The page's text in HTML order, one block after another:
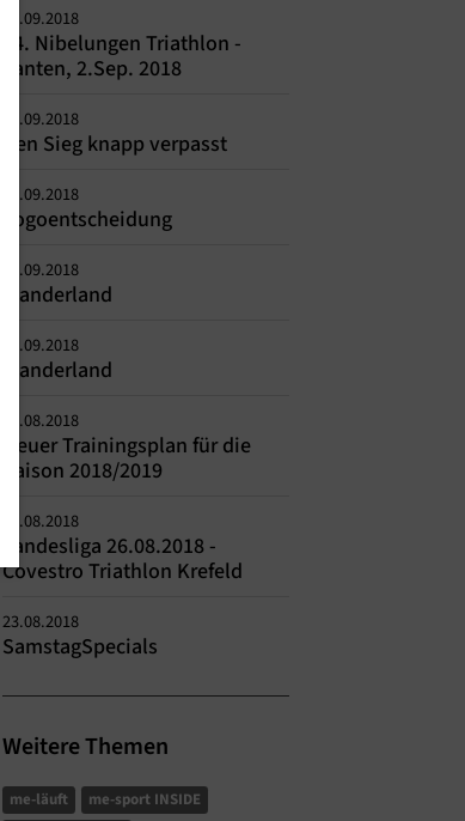
06.09.2018
34. Nibelungen Triathlon -
Xanten, 2.Sep. 2018
05.09.2018
Den Sieg knapp verpasst
04.09.2018
Logoentscheidung
02.09.2018
Wanderland
02.09.2018
Wanderland
29.08.2018
Neuer Trainingsplan für die
Saison 2018/2019
26.08.2018
Landesliga 26.08.2018 -
Covestro Triathlon Krefeld
23.08.2018
SamstagSpecials
Weitere Themen
me-läuft
me-sport INSIDE